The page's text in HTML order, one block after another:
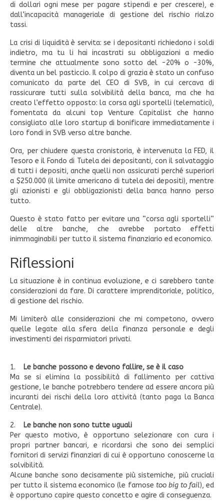
di dollari ogni mese per pagare stipendi e per crescere), e
dall’incapacità manageriale di gestione del rischio rialzo
tassi.
La crisi di liquidità è servita: se i depositanti richiedono i soldi
indietro, ma tu li hai incastrati su obbligazioni a medio
termine che attualmente sono sotto del -20% o -30%,
diventa un bel pasticcio. Il colpo di grazia è stato un confuso
comunicato da parte del CEO di SVB, in cui cercava di
rassicurare tutti sulla solvibilità della banca, ma che ha
creato l’effetto opposto: la corsa agli sportelli (telematici),
fomentata da alcuni top Venture Capitalist che hanno
consigliato alle loro startup di bonificare immediatamente i
loro fondi in SVB verso altre banche.
Ora, per chiudere questa cronistoria, è intervenuta la FED, il
Tesoro e il Fondo di Tutela dei depositanti, con il salvataggio
di tutti i depositi, anche quelli non assicurati perché superiori
a $250.000 (il limite americano di tutela dei depositi), mentre
gli azionisti e gli obbligazionisti della banca hanno perso
tutto.
Questo è stato fatto per evitare una “corsa agli sportelli”
delle altre banche, che avrebbe portato effetti
inimmaginabili per tutto il sistema finanziario ed economico.
Riflessioni
La situazione è in continua evoluzione, e ci sarebbero tante
considerazioni da fare. Di carattere imprenditoriale, politico,
di gestione del rischio.
Mi limiterò alle considerazioni che mi competono, ovvero
quelle legate alla sfera della finanza personale e degli
investimenti dei risparmiatori privati.
1.
Le banche possono e devono fallire, se è il caso
Ma se si elimina la possibilità di fallimento per cattiva
gestione, le banche potrebbero tendere ad essere ancora più
incuranti dei rischi della loro attività (tanto paga la Banca
Centrale).
2.
Le banche non sono tutte uguali
Per questo motivo, è opportuno selezionare con cura i
propri partner bancari, e ricordarsi che sono dei semplici
fornitori di servizi finanziari di cui è opportuno conoscerne la
solvibilità.
Alcune banche sono decisamente più sistemiche, più cruciali
per tutto il sistema economico (le famose too big to fail), ed
è opportuno capire questo concetto e agire di conseguenza.